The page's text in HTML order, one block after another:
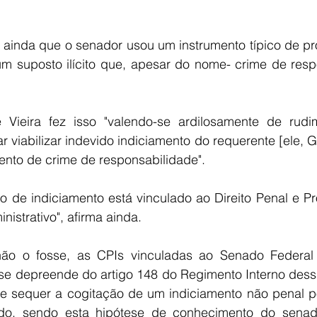
que o senador usou um instrumento típico de
suposto ilícito que, apesar do nome- crime de
Vieira fez isso "valendo-se ardilosamente de
viabilizar indevido indiciamento do requerente [ele,
de crime de responsabilidade".
de indiciamento está vinculado ao Direito Penal e
afirma ainda.
o fosse, as CPIs vinculadas ao Senado
depreende do artigo 148 do Regimento Interno
sequer a cogitação de um indiciamento não penal
sendo esta hipótese de conhecimento do